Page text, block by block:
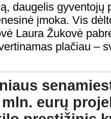
daugelis gyventojų
įmoka. Vis
Laura Žukovė
plačiau –
mln. eurų